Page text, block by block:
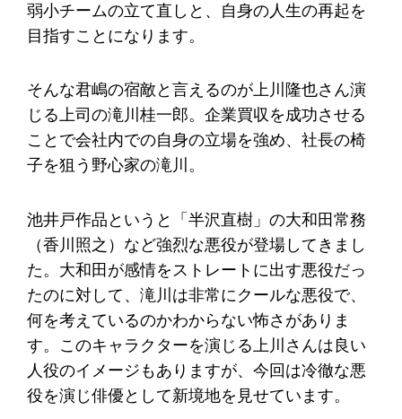
弱小チームの立て直しと、自身の人生の再起を
目指すことになります。
そんな君嶋の宿敵と言えるのが上川隆也さん演
じる上司の滝川桂一郎。企業買収を成功させる
ことで会社内での自身の立場を強め、社長の椅
子を狙う野心家の滝川。
池井戸作品というと「半沢直樹」の大和田常務
（香川照之）など強烈な悪役が登場してきまし
た。大和田が感情をストレートに出す悪役だっ
たのに対して、滝川は非常にクールな悪役で、
何を考えているのかわからない怖さがありま
す。このキャラクターを演じる上川さんは良い
人役のイメージもありますが、今回は冷徹な悪
役を演じ俳優として新境地を見せています。